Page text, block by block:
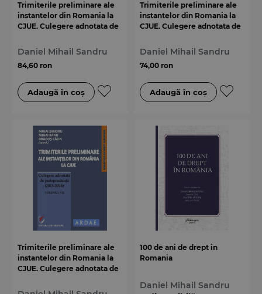
Trimiterile preliminare ale
instantelor din Romania la
CJUE. Culegere adnotata de
Volumul IX
Daniel Mihail Sandru
84,60 ron
Trimiterile preliminare ale
instantelor din Romania la
CJUE. Culegere adnotata de
Volumul VIII
Daniel Mihail Sandru
74,00 ron
Trimiterile preliminare ale
instantelor din Romania la
CJUE. Culegere adnotata de
Volumul VII
100 de ani de drept in
Romania
Daniel Mihail Sandru